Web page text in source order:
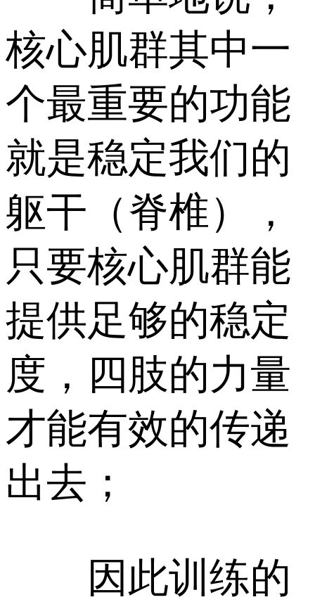
核心肌群其中一
个最重要的功能
就是稳定我们的
躯干（脊椎），
只要核心肌群能
提供足够的稳定
度，四肢的力量
才能有效的传递
出去；
因此训练的